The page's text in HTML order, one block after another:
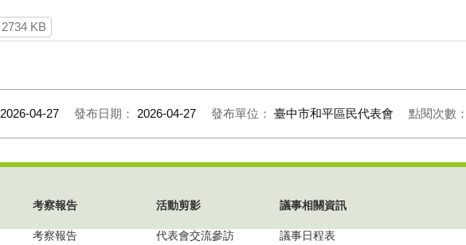
2734 KB
2026-04-27 發布日期： 2026-04-27 發布單位： 臺中市和平區民代表會 點閱次數：
考察報告
考察報告
活動剪影
代表會交流參訪
議事相關資訊
議事日程表